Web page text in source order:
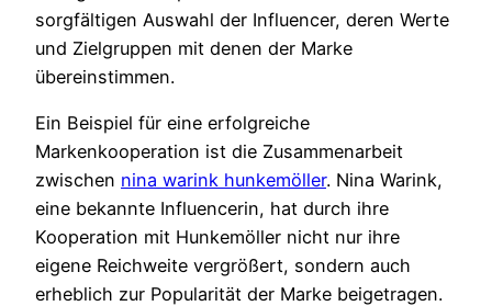
sorgfältigen Auswahl der Influencer, deren Werte
und Zielgruppen mit denen der Marke
übereinstimmen.
Ein Beispiel für eine erfolgreiche
Markenkooperation ist die Zusammenarbeit
zwischen nina warink hunkemöller. Nina Warink,
eine bekannte Influencerin, hat durch ihre
Kooperation mit Hunkemöller nicht nur ihre
eigene Reichweite vergrößert, sondern auch
erheblich zur Popularität der Marke beigetragen.